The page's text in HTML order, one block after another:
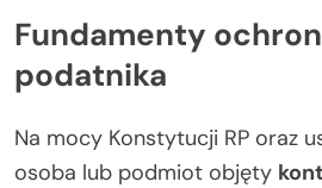
Fundamenty
podatnika
Na mocy Konstytucji RP oraz
osoba lub podmiot objęty